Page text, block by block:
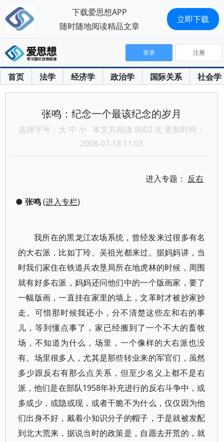
首页 法学 经济学 政治学 国际关系 社会学
登录 注册
张鸣：纪念一个最该纪念的岁月
选择字号： 大 中 小 本文共阅读 8002 次 更新时间：
2008-07-18 11:03
进入专题： 反右
● 张鸣(进入专栏)
我所在的黑龙江农场系统，曾经发来过很多有名
的大右派，比如丁玲、吴祖光都来过。据妈妈讲，当
时我们家住在铁道兵农垦局所在地虎林的时候，周围
就有好多右派，妈妈还问他们中的一个版画家，要了
一幅版画，一直挂在家里的墙上，文革时才被抄家抄
走。可惜那时候我还小，分不清楚这些左和右的事
儿，等到懂点事了，家已经搬到了一个不大的畜牧
场，不知道为什么，场里，一个像样的大右派也没
有。场里很多人，尤其是那些转业来的军官们，虽然
多少跟反右有那么点关系，但至少名义上都不是右
派，他们是在部队1958年补充进行的反右斗争中，或
多或少，或隐或现，或者干脆不为什么，仅仅因为他
们出身不好，戴着小知识分子的帽子，于是就被发配
到北大荒来，据说当时的政策是，自愿去开荒的，就
下载爱思想APP
随时随地阅读精品文章
立即下载